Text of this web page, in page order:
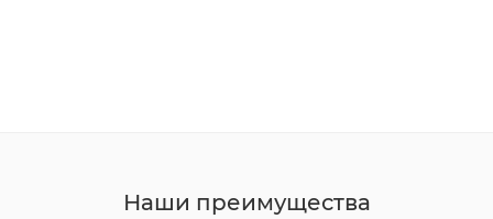
Наши преимущества